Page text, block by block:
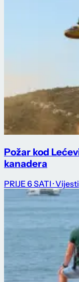
Požar kod
kanadera
PRIJE 6 SATI · Vijesti